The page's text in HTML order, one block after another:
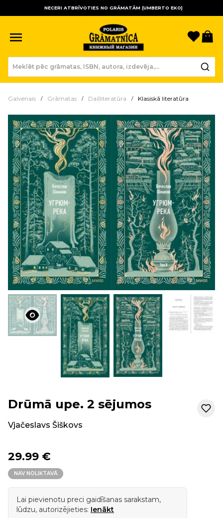
NECERI ATBRĪVOTIES NO GRĀMATĀM (UMBERTO EKO)
Galvenais Grāmatas Daiļliteratūra Klasiskā literatūra
Drūmā upe. 2 sējumos
Vjačeslavs Šiškovs
29.99 €
NAV NOLIKTAVĀ
Lai pievienotu preci gaidīšanas sarakstam,
lūdzu, autorizējieties: Ienākt